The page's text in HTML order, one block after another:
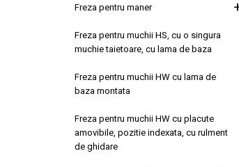
Freza pentru maner
Freza pentru muchii HS, cu o singura
muchie taietoare, cu lama de baza
Freza pentru muchii HW cu lama de
baza montata
Freza pentru muchii HW cu placute
amovibile, pozitie indexata, cu rulment
de ghidare